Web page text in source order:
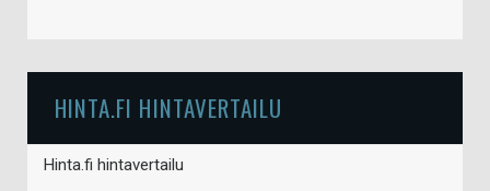
HINTA.FI HINTAVERTAILU
Hinta.fi hintavertailu